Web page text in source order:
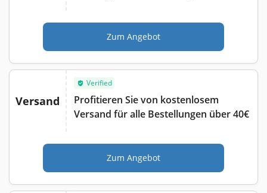
Zum Angebot
Versand
Verified
Profitieren Sie von kostenlosem
Versand für alle Bestellungen über 40€
Zum Angebot